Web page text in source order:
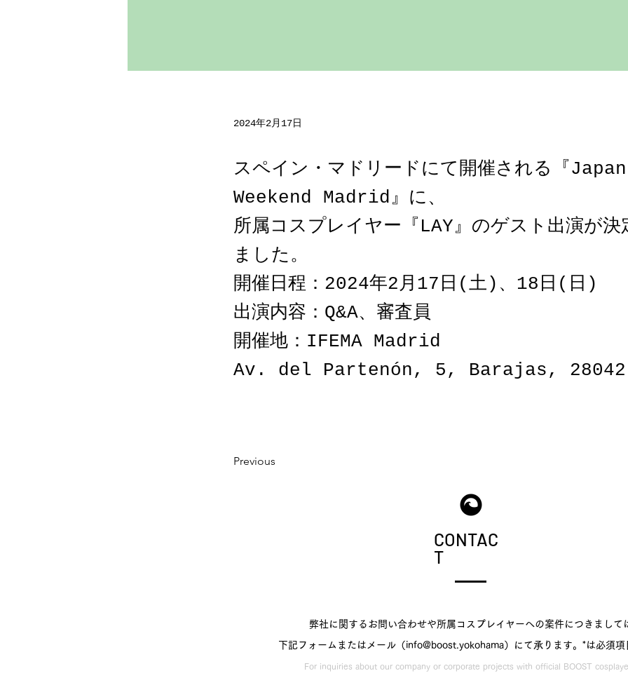
2024年2月17日
スペイン・マドリードにて開催される『Japan
Weekend Madrid』に、
所属コスプレイヤー『LAY』のゲスト出演が決
ました。
開催日程：2024年2月17日(土)、18日(日)
出演内容：Q&A、審査員
開催地：IFEMA Madrid
Av. del Partenón, 5, Barajas, 28042
Previous
CONTAC
T
弊社に関するお問い合わせや所属コスプレイヤーへの案件につきまして
下記フォームまたはメール（info@boost.yokohama）にて承ります。​*は必須項
For inquiries about our company or corporate projects with official BOOST